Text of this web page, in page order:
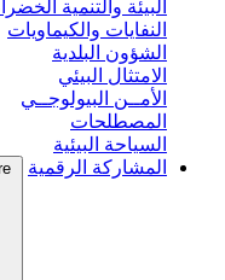
البيئة والتنمية
النفايات والكيماويات
الشؤون البلدية
الامتثال البيئي
الأمــن البيولوجــي
المصطلحات
السياحة البيئية
المشاركة الرقمية